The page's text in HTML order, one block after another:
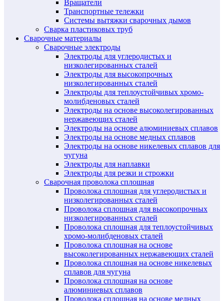
Вращатели
Транспортные тележки
Системы вытяжки сварочных дымов
Сварка пластиковых труб
Сварочные материалы
Сварочные электроды
Электроды для углеродистых и
низколегированных сталей
Электроды для высокопрочных
низколегированных сталей
Электроды для теплоустойчивых хромо-
молибденовых сталей
Электроды на основе высоколегированных
нержавеющих сталей
Электроды на основе алюминиевых сплавов
Электроды на основе медных сплавов
Электроды на основе никелевых сплавов для
чугуна
Электроды для наплавки
Электроды для резки и строжки
Сварочная проволока сплошная
Проволока сплошная для углеродистых и
низколегированных сталей
Проволока сплошная для высокопрочных
низколегированных сталей
Проволока сплошная для теплоустойчивых
хромо-молибденовых сталей
Проволока сплошная на основе
высоколегированных нержавеющих сталей
Проволока сплошная на основе никелевых
сплавов для чугуна
Проволока сплошная на основе
алюминиевых сплавов
Проволока сплошная на основе медных